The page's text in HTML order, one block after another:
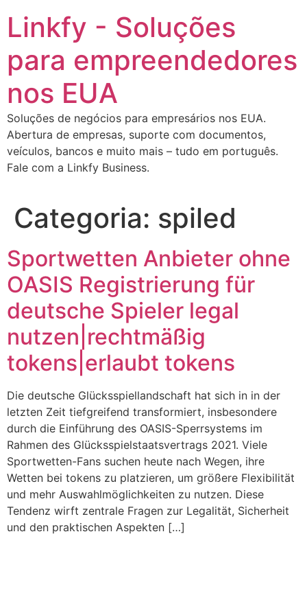
conteúdo
Linkfy - Soluções
para empreendedores
nos EUA
Soluções de negócios para empresários nos EUA.
Abertura de empresas, suporte com documentos,
veículos, bancos e muito mais – tudo em português.
Fale com a Linkfy Business.
Categoria: spiled
Sportwetten Anbieter ohne
OASIS Registrierung für
deutsche Spieler legal
nutzen|rechtmäßig
tokens|erlaubt tokens
Die deutsche Glücksspiellandschaft hat sich in in der
letzten Zeit tiefgreifend transformiert, insbesondere
durch die Einführung des OASIS-Sperrsystems im
Rahmen des Glücksspielstaatsvertrags 2021. Viele
Sportwetten-Fans suchen heute nach Wegen, ihre
Wetten bei tokens zu platzieren, um größere Flexibilität
und mehr Auswahlmöglichkeiten zu nutzen. Diese
Tendenz wirft zentrale Fragen zur Legalität, Sicherheit
und den praktischen Aspekten […]